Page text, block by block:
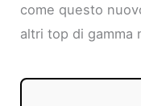
come questo
altri top di gamma